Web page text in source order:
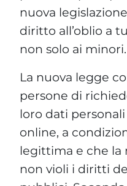
nuova
diritto all’oblio a
non solo ai minori.
La nuova legge
persone di
loro dati
online, a
legittima e che la
non violi i diritti